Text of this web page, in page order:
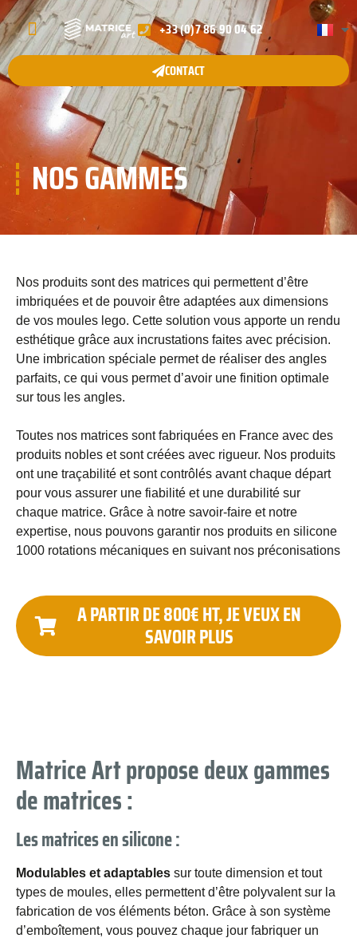
+33 (0)7 86 90 04 62
CONTACT
NOS GAMMES
Nos produits sont des matrices qui permettent d’être
imbriquées et de pouvoir être adaptées aux dimensions
de vos moules lego. Cette solution vous apporte un rendu
esthétique grâce aux incrustations faites avec précision.
Une imbrication spéciale permet de réaliser des angles
parfaits, ce qui vous permet d’avoir une finition optimale
sur tous les angles.
Toutes nos matrices sont fabriquées en France avec des
produits nobles et sont créées avec rigueur. Nos produits
ont une traçabilité et sont contrôlés avant chaque départ
pour vous assurer une fiabilité et une durabilité sur
chaque matrice. Grâce à notre savoir-faire et notre
expertise, nous pouvons garantir nos produits en silicone
1000 rotations mécaniques en suivant nos préconisations
A PARTIR DE 800€ HT, JE VEUX EN
SAVOIR PLUS
Matrice Art propose deux gammes
de matrices :
Les matrices en silicone :
Modulables et adaptables sur toute dimension et tout
types de moules, elles permettent d’être polyvalent sur la
fabrication de vos éléments béton. Grâce à son système
d’emboîtement, vous pouvez chaque jour fabriquer un